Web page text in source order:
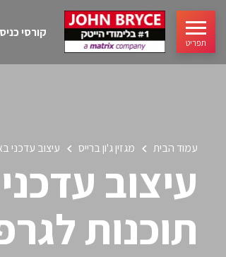
תפריט
קורסי
עמוד הבית מגזין ג'ון ברייס עיצוב עדכני
עיצוב
תוכנות